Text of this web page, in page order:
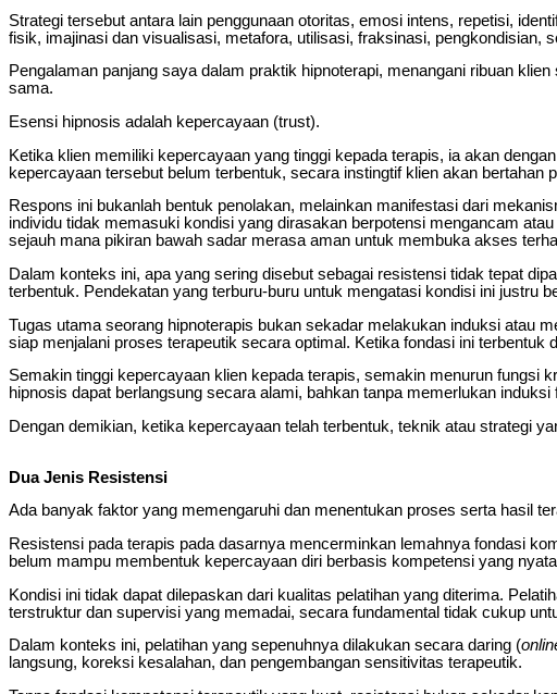
Strategi tersebut antara lain penggunaan otoritas, emosi intens, repetisi,
fisik, imajinasi dan visualisasi, metafora, utilisasi, fraksinasi, pengkondisian,
Pengalaman panjang saya dalam praktik hipnoterapi, menangani ribuan
sama.
Esensi hipnosis adalah kepercayaan (trust).
Ketika klien memiliki kepercayaan yang tinggi kepada terapis, ia akan
kepercayaan tersebut belum terbentuk, secara instingtif klien akan
Respons ini bukanlah bentuk penolakan, melainkan manifestasi dari
individu tidak memasuki kondisi yang dirasakan berpotensi mengancam
sejauh mana pikiran bawah sadar merasa aman untuk membuka akses
Dalam konteks ini, apa yang sering disebut sebagai resistensi tidak tepat
terbentuk. Pendekatan yang terburu-buru untuk mengatasi kondisi ini justru
Tugas utama seorang hipnoterapis bukan sekadar melakukan induksi atau
siap menjalani proses terapeutik secara optimal. Ketika fondasi ini
Semakin tinggi kepercayaan klien kepada terapis, semakin menurun fungsi
hipnosis dapat berlangsung secara alami, bahkan tanpa memerlukan induksi
Dengan demikian, ketika kepercayaan telah terbentuk, teknik atau strategi
Dua Jenis Resistensi
Ada banyak faktor yang memengaruhi dan menentukan proses serta hasil
Resistensi pada terapis pada dasarnya mencerminkan lemahnya fondasi
belum mampu membentuk kepercayaan diri berbasis kompetensi yang
Kondisi ini tidak dapat dilepaskan dari kualitas pelatihan yang diterima.
terstruktur dan supervisi yang memadai, secara fundamental tidak cukup
Dalam konteks ini, pelatihan yang sepenuhnya dilakukan secara daring (
langsung, koreksi kesalahan, dan pengembangan sensitivitas terapeutik.